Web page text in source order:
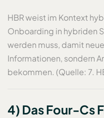
HBR weist im Kontext
Onboarding in hybriden
werden muss, damit
Informationen, sondern
bekommen. (Quelle: 7.
4) Das Four-Cs